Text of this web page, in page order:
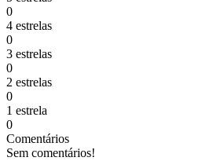
0
4 estrelas
0
3 estrelas
0
2 estrelas
0
1 estrela
0
Comentários
Sem comentários!